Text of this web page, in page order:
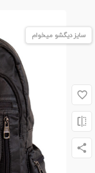
سایز دیگشو میخوام